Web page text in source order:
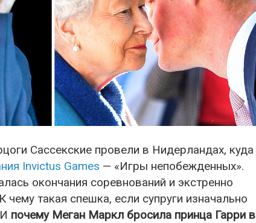
Сассекские провели в Нидерландах, куда
Invictus Games — «Игры непобежденных».
окончания соревнований и экстренно
такая спешка, если супруги изначально
почему Меган Маркл бросила принца Гарри в